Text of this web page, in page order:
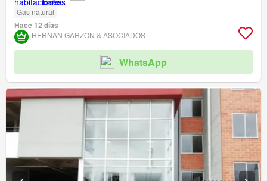
Gas natural
Hace 12 días
HERNAN GARZON & ASOCIADOS
WhatsApp